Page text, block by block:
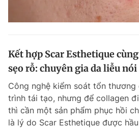
Bạn
Đọc Thanh Niên trên điện thoại
Kết hợp Scar Esthetique
sẹo rỗ: chuyên gia da liễu nói
Công nghệ kiểm soát tổn thương
trình tái tạo, nhưng để collagen
thì cần một sản phẩm phục hồi
là lý do Scar Esthetique được